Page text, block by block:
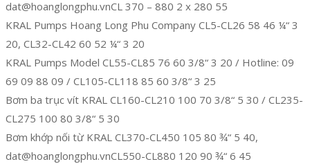
dat@hoanglongphu.vnCL 370 – 880 2 x 280 55
KRAL Pumps Hoang Long Phu Company CL5-CL26 58 46 ¼“ 3
20, CL32-CL42 60 52 ¼“ 3 20
KRAL Pumps Model CL55-CL85 76 60 3/8“ 3 20 / Hotline: 09
69 09 88 09 / CL105-CL118 85 60 3/8“ 3 25
Bơm ba trục vít KRAL CL160-CL210 100 70 3/8“ 5 30 / CL235-
CL275 100 80 3/8“ 5 30
Bơm khớp nối từ KRAL CL370-CL450 105 80 ¾“ 5 40,
dat@hoanglongphu.vnCL550-CL880 120 90 ¾“ 6 45